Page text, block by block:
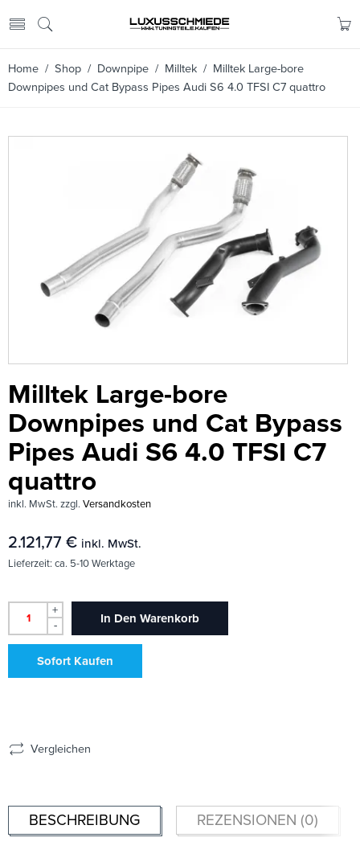
Home / Shop / Downpipe / Milltek / Milltek Large-bore
Downpipes und Cat Bypass Pipes Audi S6 4.0 TFSI C7 quattro
Milltek Large-bore
Downpipes und Cat Bypass
Pipes Audi S6 4.0 TFSI C7
quattro
inkl. MwSt. zzgl. Versandkosten
2.121,77 € inkl. MwSt.
Lieferzeit: ca. 5-10 Werktage
+
-
In Den Warenkorb
Sofort Kaufen
Vergleichen
BESCHREIBUNG REZENSIONEN (0)